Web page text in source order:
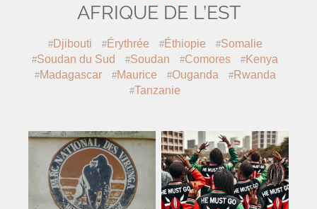
AFRIQUE DE L’EST
Djibouti Érythrée Éthiopie
Somalie
Soudan du Sud
Soudan Comores
Kenya
Madagascar
Maurice Ouganda
Rwanda
Tanzanie